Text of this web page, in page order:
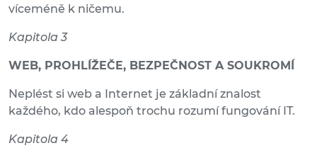
víceméně k ničemu.
Kapitola 3
WEB, PROHLÍŽEČE, BEZPEČNOST A SOUKROMÍ
Neplést si web a Internet je základní znalost
každého, kdo alespoň trochu rozumí fungování IT.
Kapitola 4